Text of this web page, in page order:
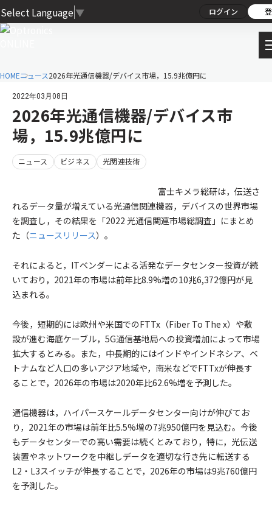
Select Language ▼ ログイン
HOMEニュース2026年光通信機器/デバイス市場，15.9兆億円に
2022年03月08日
2026年光通信機器/デバイス市
場，15.9兆億円に
ニュース ビジネス 光関連技術
富士キメラ総研は，伝送さ
れるデータ量が増えている光通信関連機器，デバイスの世界市場
を調査し，その結果を「2022 光通信関連市場総調査」にまとめ
た（ニュースリリース）。
それによると，ITベンダーによる活発なデータセンター投資が続
いており，2021年の市場は前年比8.9%増の10兆6,372億円が見
込まれる。
今後，短期的には欧州や米国でのFTTx（Fiber To The x）や敷
設が進む海底ケーブル，5G通信基地局への投資増加によって市場
拡大するとみる。また，中長期的にはインドやインドネシア、ベ
トナムなど人口の多いアジア地域や，南米などでFTTxが伸長す
ることで，2026年の市場は2020年比62.6%増を予測した。
通信機器は，ハイパースケールデータセンター向けが伸びてお
り，2021年の市場は前年比5.5%増の7兆950億円を見込む。今後
もデータセンターでの高い需要は続くとみており，特に，光伝送
装置やネットワークを中継しデータを適切な行き先に転送する
L2・L3スイッチが伸長することで，2026年の市場は9兆760億円
を予測した。